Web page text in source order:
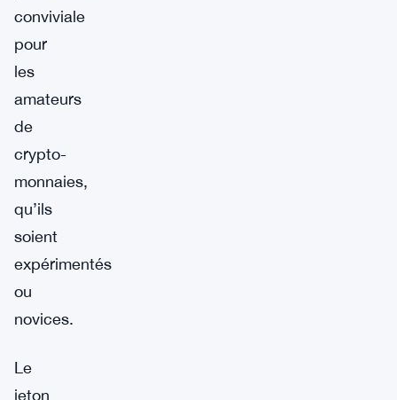
conviviale
pour
les
amateurs
de
crypto-
monnaies,
qu’ils
soient
expérimentés
ou
novices.
Le
jeton